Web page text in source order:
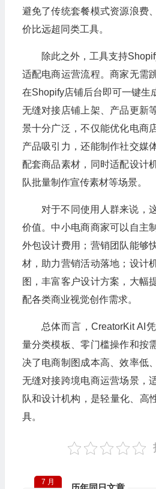
避免了传统套餐模式资源浪费
价比远超同类工具。
除此之外，工具支持
适配电商运营流程。商家无需
在Shopify店铺后台即可一键生
无缝对接店铺上架、产品更新
景十分广泛，不仅能优化电商
产品吸引力，还能制作社交媒
配套商品素材，同时适配设计
队批量制作宣传素材等场景。
对于不同使用人群来说，
价值。中小电商商家可以自主
外包设计费用；营销团队能够
材，助力营销活动落地；设计
图，丰富客户设计方案，大幅
配各类商业视觉创作需求。
总体而言，CreatorKit AI
量分类模板、零门槛操作和按
决了电商制图成本高、效率低
无缝对接跨境电商运营场景，
队和设计机构，是轻量化、高
具。
7 月